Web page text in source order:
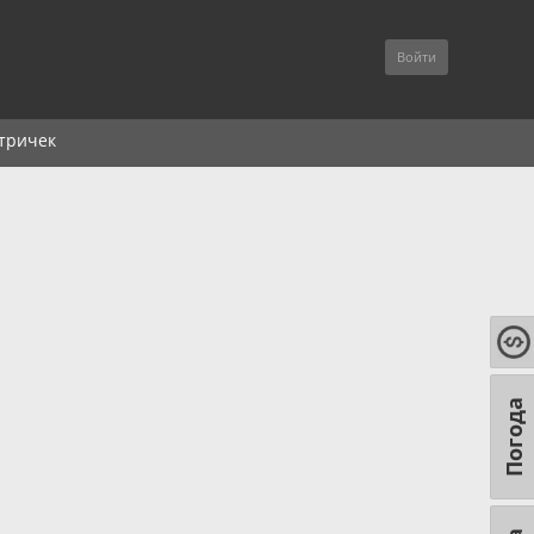
Войти
Погода